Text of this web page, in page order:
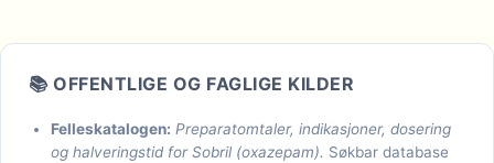
📚 OFFENTLIGE OG FAGLIGE KILDER
Felleskatalogen: Preparatomtaler, indikasjoner, dosering
og halveringstid for Sobril (oxazepam). Søkbar database